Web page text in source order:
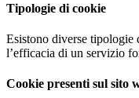
Tipologie di cookie
Esistono diverse
l’efficacia di un servizio
Cookie presenti sul sito